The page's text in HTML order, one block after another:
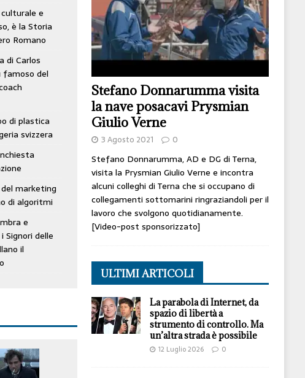
e
è la Storia
Romano
di Carlos
del
di plastica
svizzera
marketing
di algoritmi
e
Signori delle
il
Stefano Donnarumma visita
la nave posacavi Prysmian
Giulio Verne
3 Agosto 2021 0
Stefano Donnarumma, AD e DG di Terna,
visita la Prysmian Giulio Verne e incontra
alcuni colleghi di Terna che si occupano di
collegamenti sottomarini ringraziandoli per il
lavoro che svolgono quotidianamente.
[Video-post sponsorizzato]
ULTIMI ARTICOLI
La parabola di Internet, da
spazio di libertà a
strumento di controllo. Ma
un’altra strada è possibile
12 Luglio 2026 0